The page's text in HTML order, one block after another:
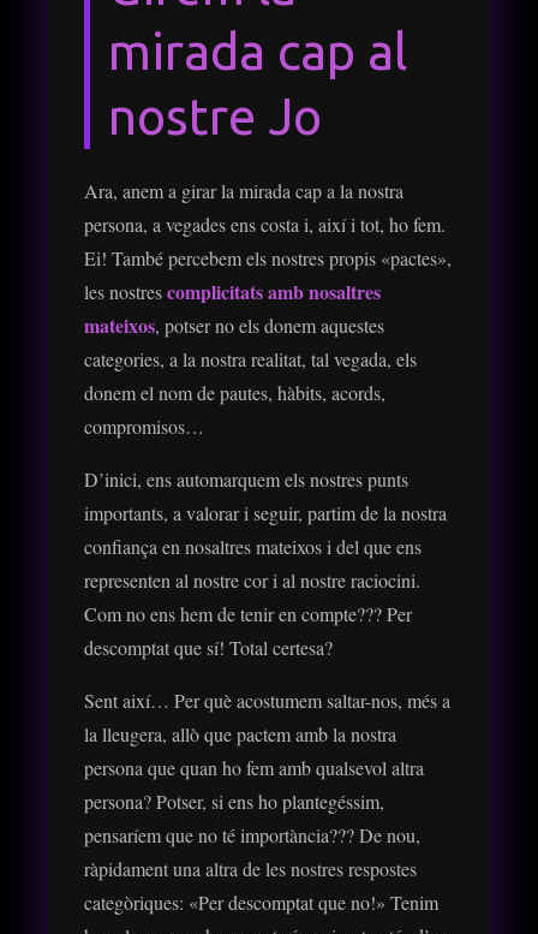
mirada cap al
nostre Jo
Ara, anem a girar la mirada cap a la nostra
persona, a vegades ens costa i, així i tot, ho fem.
Ei! També percebem els nostres propis «pactes»,
les nostrescomplicitats amb nosaltres
mateixos, potser no els donem aquestes
categories, a la nostra realitat, tal vegada, els
donem el nom de pautes, hàbits, acords,
compromisos…
D’inici, ens automarquem els nostres punts
importants, a valorar i seguir, partim de la nostra
confiança en nosaltres mateixos i del que ens
representen al nostre cor i al nostre raciocini.
Com no ens hem de tenir en compte??? Per
descomptat que sí! Total certesa?
Sent així… Per què acostumem saltar-nos, més a
la lleugera, allò que pactem amb la nostra
persona que quan ho fem amb qualsevol altra
persona? Potser, si ens ho plantegéssim,
pensaríem que no té importància??? De nou,
ràpidament una altra de les nostres respostes
categòriques: «Per descomptat que no!» Tenim